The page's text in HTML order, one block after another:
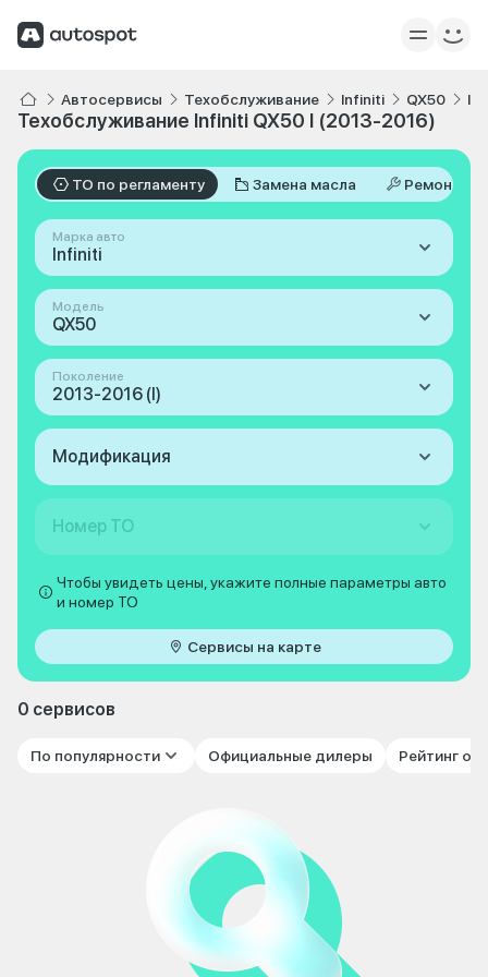
Автосервисы Техобслуживание Infiniti QX50 I
Техобслуживание Infiniti QX50 I (2013-2016)
ТО по регламенту Замена масла Ремонт
Марка авто
Infiniti
Модель
QX50
Поколение
2013-2016 (I)
Модификация
Номер ТО
Чтобы увидеть цены, укажите полные параметры авто
и номер ТО
Сервисы на карте
0 сервисов
По популярности Официальные дилеры Рейтинг